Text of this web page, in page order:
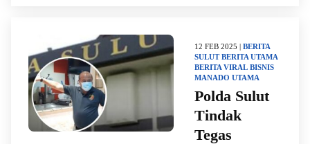
12 FEB 2025 | BERITA
SULUT BERITA UTAMA
BERITA VIRAL BISNIS
MANADO UTAMA
Polda Sulut
Tindak
Tegas